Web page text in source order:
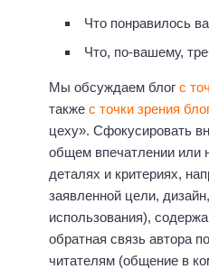
Что понравилось
Что, по-вашему,
Мы обсуждаем блог с
также с точки зрения
цеху». Сфокусировать
общем впечатлении или
деталях и критериях,
заявленной цели,
использования),
обратная связь автора
читателям (общение в